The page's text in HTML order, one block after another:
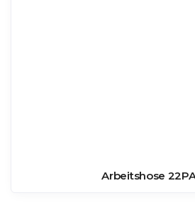
Arbeitshose